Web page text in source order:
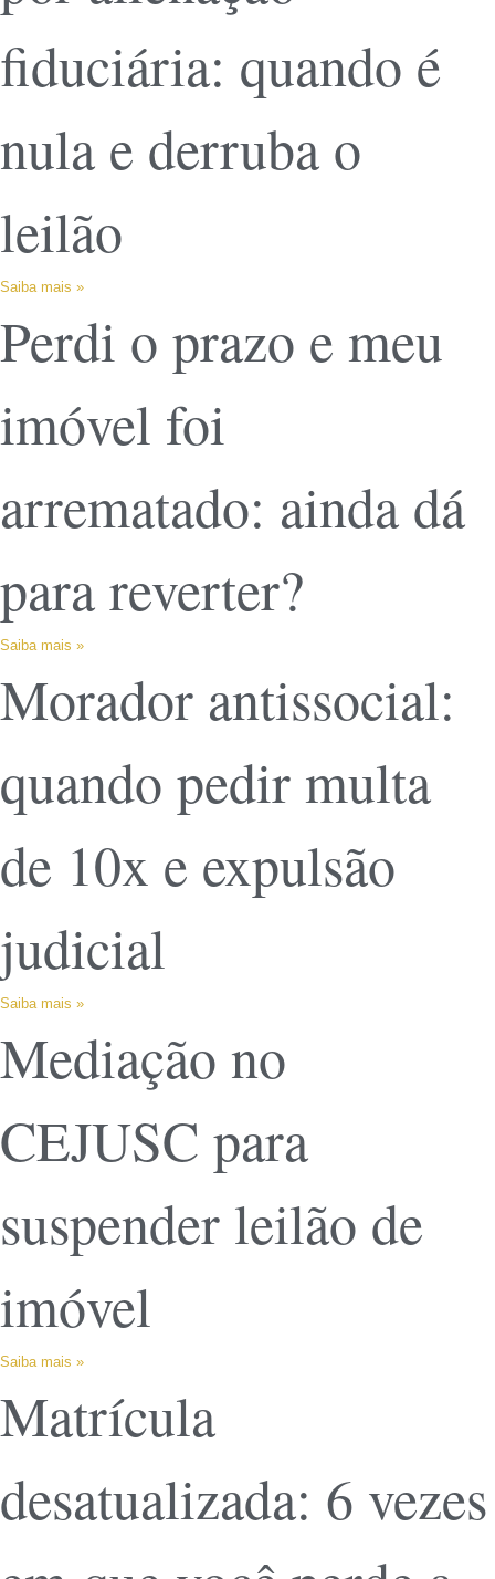
fiduciária: quando é
nula e derruba o
leilão
Saiba mais »
Perdi o prazo e meu
imóvel foi
arrematado: ainda dá
para reverter?
Saiba mais »
Morador antissocial:
quando pedir multa
de 10x e expulsão
judicial
Saiba mais »
Mediação no
CEJUSC para
suspender leilão de
imóvel
Saiba mais »
Matrícula
desatualizada: 6 vezes